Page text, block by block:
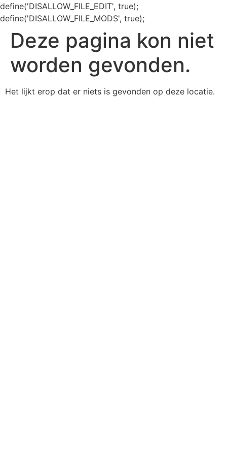
define('DISALLOW_FILE_EDIT', true);
define('DISALLOW_FILE_MODS', true);
Deze pagina kon niet
worden gevonden.
Het lijkt erop dat er niets is gevonden op deze locatie.